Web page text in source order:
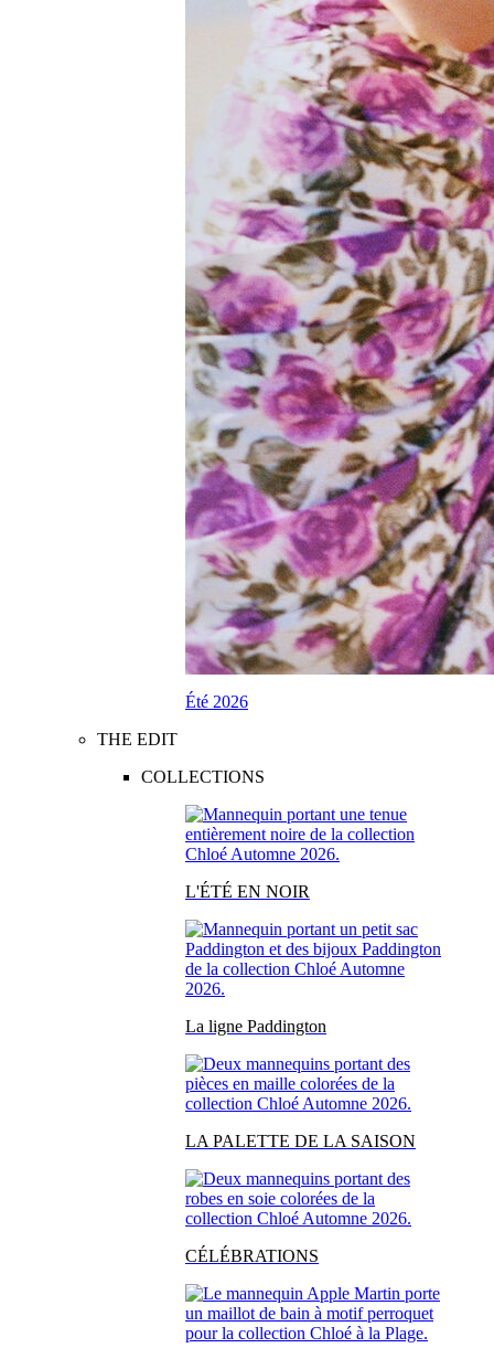
Été 2026
THE EDIT
COLLECTIONS
L'ÉTÉ EN NOIR
La ligne Paddington
LA PALETTE DE LA SAISON
CÉLÉBRATIONS